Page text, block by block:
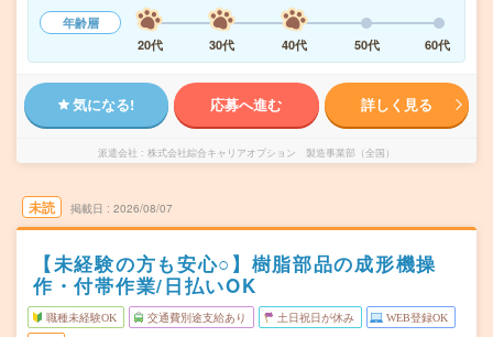
年齢層
20代
30代 40代 50代 60代
気になる! 応募へ進む 詳しく見る
派遣会社 株式会社綜合キャリアオプション 製造事業部（全国）
未読 掲載日 2026/08/07
【未経験の方も安心○】樹脂部品の成形機操
作・付帯作業/日払いOK
職種未経験OK 交通費別途支給あり 土日祝日が休み WEB登録OK